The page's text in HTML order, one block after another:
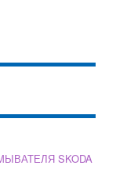
SKODA